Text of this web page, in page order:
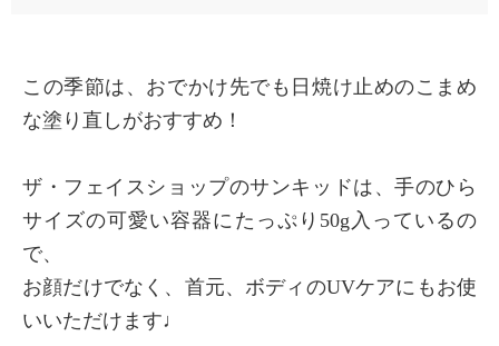
この季節は、おでかけ先でも日焼け止めのこまめ
な塗り直しがおすすめ！
ザ・フェイスショップのサンキッドは、手のひら
サイズの可愛い容器にたっぷり50g入っているの
で、
お顔だけでなく、首元、ボディのUVケアにもお使
いいただけます♩